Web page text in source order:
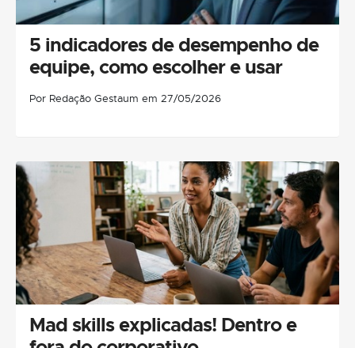
5 indicadores de desempenho de
equipe, como escolher e usar
Por Redação Gestaum em 27/05/2026
Mad skills explicadas! Dentro e